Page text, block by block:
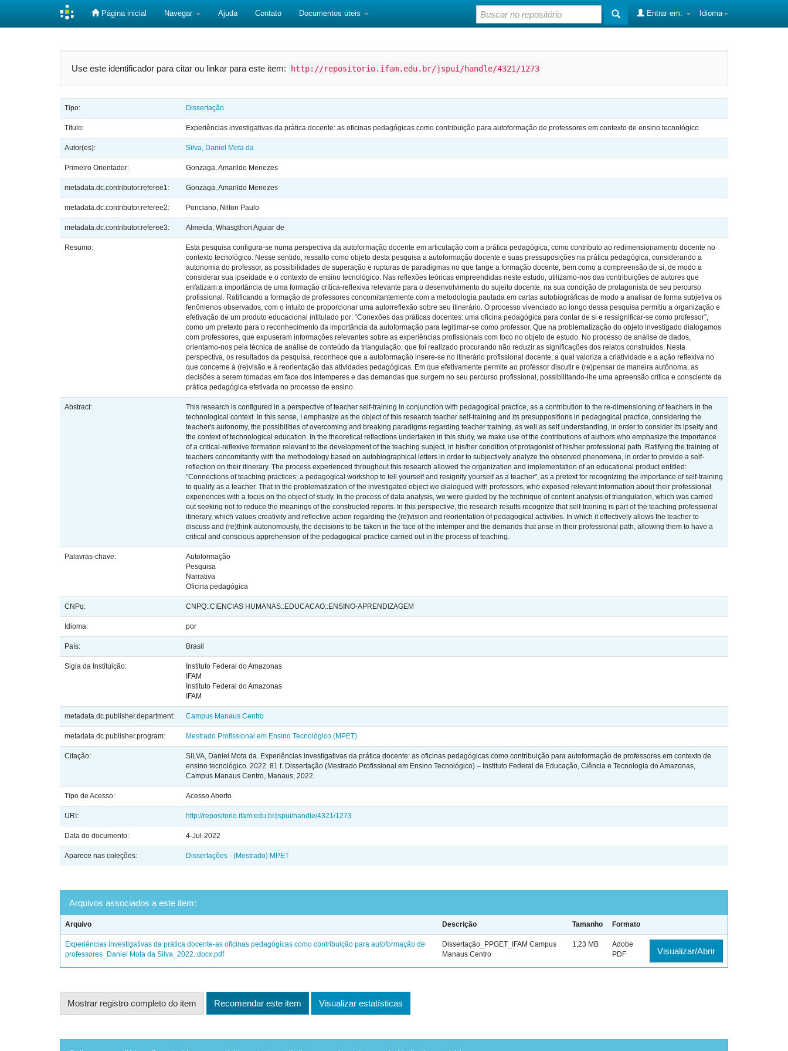
Página inicial Navegar Ajuda Contato Documentos úteis Idioma
Entrar em:
Use este identificador para citar ou linkar para este item: http://repositorio.ifam.edu.br/jspui/handle/4321/1273
Tipo: Dissertação
Título: Experiências investigativas da prática docente: as oficinas pedagógicas como contribuição para autoformação de professores em contexto de ensino tecnológico
Autor(es): Silva, Daniel Mota da
Primeiro Orientador: Gonzaga, Amarildo Menezes
metadata.dc.contributor.referee1: Gonzaga, Amarildo Menezes
metadata.dc.contributor.referee2: Ponciano, Nilton Paulo
metadata.dc.contributor.referee3: Almeida, Whasgthon Aguiar de
Resumo:
Esta pesquisa configura-se numa perspectiva da autoformação docente em articulação com a prática pedagógica, como contributo ao redimensionamento docente no
contexto tecnológico. Nesse sentido, ressalto como objeto desta pesquisa a autoformação docente e suas pressuposições na prática pedagógica, considerando a
autonomia do professor, as possibilidades de superação e rupturas de paradigmas no que tange a formação docente, bem como a compreensão de si, de modo a
considerar sua ipseidade e o contexto de ensino tecnológico. Nas reflexões teóricas empreendidas neste estudo, utilizamo-nos das contribuições de autores que
enfatizam a importância de uma formação crítica-reflexiva relevante para o desenvolvimento do sujeito docente, na sua condição de protagonista de seu percurso
profissional. Ratificando a formação de professores concomitantemente com a metodologia pautada em cartas autobiográficas de modo a analisar de forma subjetiva os
fenômenos observados, com o intuito de proporcionar uma autorreflexão sobre seu itinerário. O processo vivenciado ao longo dessa pesquisa permitiu a organização e
efetivação de um produto educacional intitulado por: “Conexões das práticas docentes: uma oficina pedagógica para contar de si e ressignificar-se como professor”,
como um pretexto para o reconhecimento da importância da autoformação para legitimar-se como professor. Que na problematização do objeto investigado dialogamos
com professores, que expuseram informações relevantes sobre as experiências profissionais com foco no objeto de estudo. No processo de análise de dados,
orientamo-nos pela técnica de análise de conteúdo da triangulação, que foi realizado procurando não reduzir as significações dos relatos construídos. Nesta
perspectiva, os resultados da pesquisa, reconhece que a autoformação insere-se no itinerário profissional docente, a qual valoriza a criatividade e a ação reflexiva no
que concerne à (re)visão e à reorientação das atividades pedagógicas. Em que efetivamente permite ao professor discutir e (re)pensar de maneira autônoma, as
decisões a serem tomadas em face dos intemperes e das demandas que surgem no seu percurso profissional, possibilitando-lhe uma apreensão crítica e consciente da
prática pedagógica efetivada no processo de ensino.
Abstract:
This research is configured in a perspective of teacher self-training in conjunction with pedagogical practice, as a contribution to the re-dimensioning of teachers in the
technological context. In this sense, I emphasize as the object of this research teacher self-training and its presuppositions in pedagogical practice, considering the
teacher's autonomy, the possibilities of overcoming and breaking paradigms regarding teacher training, as well as self understanding, in order to consider its ipseity and
the context of technological education. In the theoretical reflections undertaken in this study, we make use of the contributions of authors who emphasize the importance
of a critical-reflexive formation relevant to the development of the teaching subject, in his/her condition of protagonist of his/her professional path. Ratifying the training of
teachers concomitantly with the methodology based on autobiographical letters in order to subjectively analyze the observed phenomena, in order to provide a self-
reflection on their itinerary. The process experienced throughout this research allowed the organization and implementation of an educational product entitled:
"Connections of teaching practices: a pedagogical workshop to tell yourself and resignify yourself as a teacher", as a pretext for recognizing the importance of self-training
to qualify as a teacher. That in the problematization of the investigated object we dialogued with professors, who exposed relevant information about their professional
experiences with a focus on the object of study. In the process of data analysis, we were guided by the technique of content analysis of triangulation, which was carried
out seeking not to reduce the meanings of the constructed reports. In this perspective, the research results recognize that self-training is part of the teaching professional
itinerary, which values creativity and reflective action regarding the (re)vision and reorientation of pedagogical activities. In which it effectively allows the teacher to
discuss and (re)think autonomously, the decisions to be taken in the face of the intemper and the demands that arise in their professional path, allowing them to have a
critical and conscious apprehension of the pedagogical practice carried out in the process of teaching.
Palavras-chave:
Autoformação
Pesquisa
Narrativa
Oficina pedagógica
CNPq: CNPQ::CIENCIAS HUMANAS::EDUCACAO::ENSINO-APRENDIZAGEM
Idioma: por
País: Brasil
Sigla da Instituição:
Instituto Federal do Amazonas
IFAM
Instituto Federal do Amazonas
IFAM
metadata.dc.publisher.department: Campus Manaus Centro
metadata.dc.publisher.program: Mestrado Profissional em Ensino Tecnológico (MPET)
Citação:
SILVA, Daniel Mota da. Experiências investigativas da prática docente: as oficinas pedagógicas como contribuição para autoformação de professores em contexto de
ensino tecnológico. 2022. 81 f. Dissertação (Mestrado Profissional em Ensino Tecnológico) – Instituto Federal de Educação, Ciência e Tecnologia do Amazonas,
Campus Manaus Centro, Manaus, 2022.
Tipo de Acesso: Acesso Aberto
URI: http://repositorio.ifam.edu.br/jspui/handle/4321/1273
Data do documento: 4-Jul-2022
Aparece nas coleções: Dissertações - (Mestrado) MPET
Arquivos associados a este item:
Arquivo Descrição Tamanho Formato
Experiências investigativas da prática docente-as oficinas pedagógicas como contribuição para autoformação de
professores_Daniel Mota da Silva_2022..docx.pdf
Dissertação_PPGET_IFAM Campus
Manaus Centro
1,23 MB
Adobe
PDF
Visualizar/Abrir
Mostrar registro completo do item Recomendar este item Visualizar estatísticas